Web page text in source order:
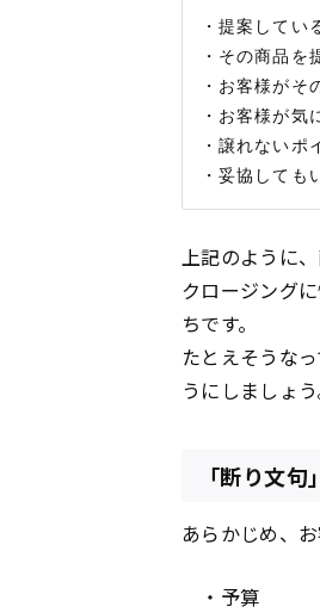
・提案してい
・その商品を
・お客様がそ
・お客様が気
・譲れないポ
上記のように
クロージング
ちです。
たとえそうな
うにしましょう
「断り文
あらかじめ、
・予算